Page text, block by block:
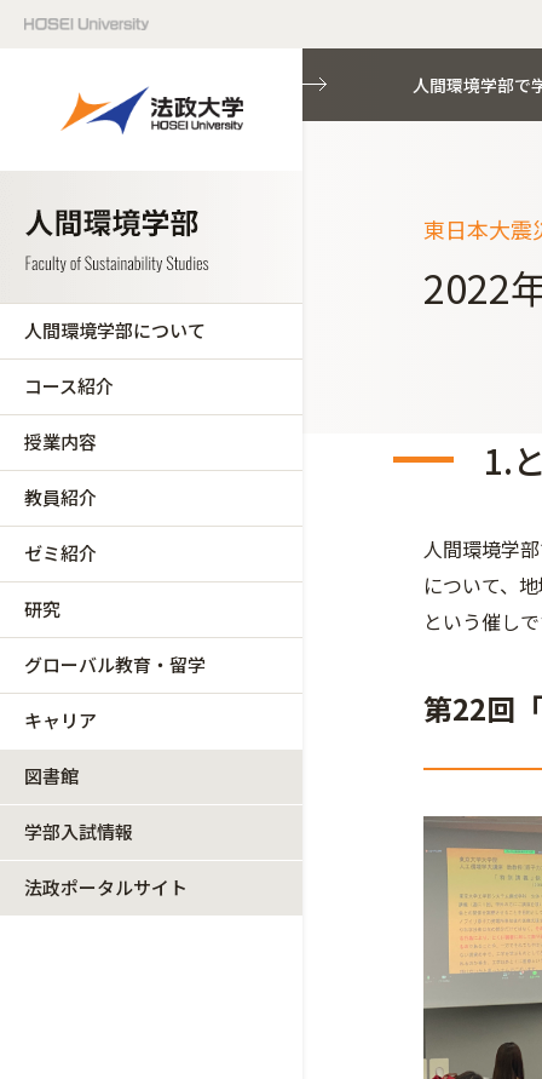
人間環境学部について
コース紹介
授業内容
教員紹介
ゼミ紹介
研究
グローバル教育・留学
キャリア
図書館
学部入試情報
法政ポータルサイト
人間環境学部で
東日本大震
2022
1.
人間環境学
について、
という催し
第22回